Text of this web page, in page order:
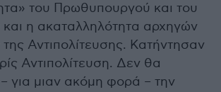
του Πρωθυπουργού και του
η ακαταλληλότητα αρχηγών
Αντιπολίτευσης. Κατήντησαν
Αντιπολίτευση. Δεν θα
για μιαν ακόμη φορά – την